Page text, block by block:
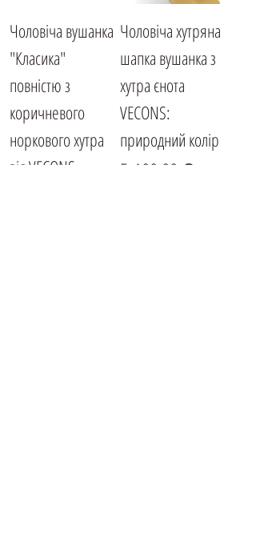
Чоловіча вушанка
"Класика"
повністю з
коричневого
норкового хутра
від VECONS
Чоловіча хутряна
шапка вушанка з
хутра єнота
VECONS:
природний колір
Ціна
5 100,00 ₴